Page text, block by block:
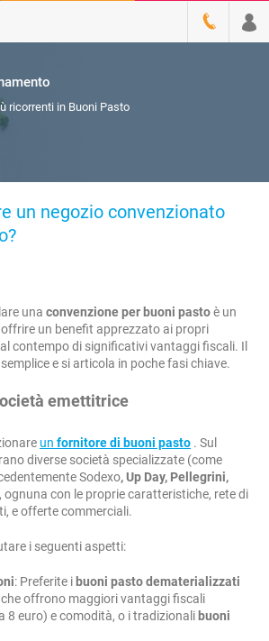
ricorrenti in Buoni Pasto
un negozio convenzionato
una convenzione per buoni pastoè un
un benefit apprezzato ai propri
contempo di significativi vantaggi fiscali. Il
e si articola in poche fasi chiave.
emettitrice
un fornitore di buoni pasto . Sul
diverse società specializzate (come
Sodexo, Up Day, Pellegrini,
ognuna con le proprie caratteristiche, rete di
e offerte commerciali.
i seguenti aspetti:
: Preferite i buoni pasto dematerializzati
offrono maggiori vantaggi fiscali
8 euro) e comodità, o i tradizionali buoni